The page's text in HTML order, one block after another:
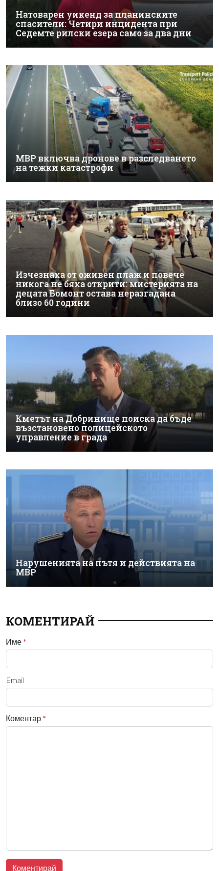
Натоварен уикенд за планинските
спасители: Четири инцидента при
Седемте рилски езера само за два дни
МВР включва дронове в разследването
на тежки катастрофи
Изчезнаха от оживен плаж и повече
никога не бяха открити: мистерията на
децата Бомонт остава неразгадана
близо 60 години
Кметът на Добринище поиска да бъде
възстановено полицейското
управление в града
Нарушенията на пътя и действията на
МВР
КОМЕНТИРАЙ
Име *
Email
Коментар *